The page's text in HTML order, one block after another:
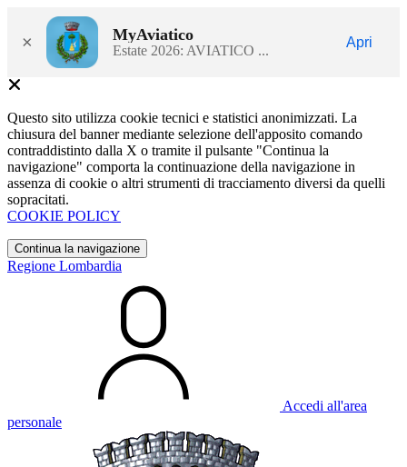
× MyAviatico
Estate 2026: AVIATICO ...
Apri
Questo sito utilizza cookie tecnici e statistici anonimizzati. La
chiusura del banner mediante selezione dell'apposito comando
contraddistinto dalla X o tramite il pulsante "Continua la
navigazione" comporta la continuazione della navigazione in
assenza di cookie o altri strumenti di tracciamento diversi da quelli
sopracitati.
COOKIE POLICY
Continua la navigazione
Regione Lombardia
Accedi all'area
personale